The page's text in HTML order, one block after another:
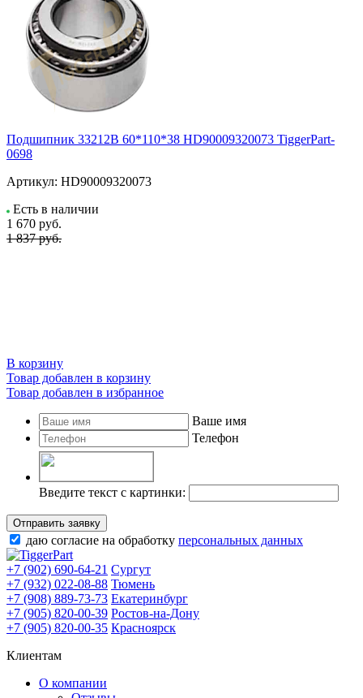
Подшипник 33212B 60*110*38 HD90009320073 TiggerPart-
0698
Артикул: HD90009320073
Есть в наличии
1 670 руб.
1 837 руб.
В корзину
Товар добавлен в корзину
Товар добавлен в избранное
Ваше имя
Телефон
Введите текст с картинки:
Отправить заявку
даю согласие на обработку персональных данных
+7 (902) 690-64-21 Сургут
+7 (932) 022-08-88 Тюмень
+7 (908) 889-73-73 Екатеринбург
+7 (905) 820-00-39 Ростов-на-Дону
+7 (905) 820-00-35 Красноярск
Клиентам
О компании